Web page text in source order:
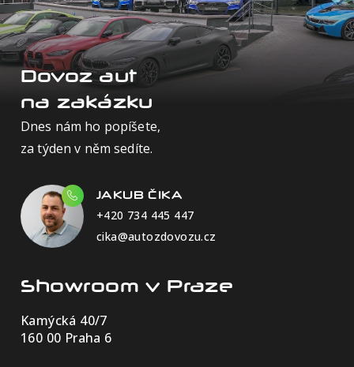
Dovoz aut
na zakázku
Dnes nám ho popíšete,
za týden v něm sedíte.
JAKUB ČIKA
+420 734 445 447
cika@autozdovozu.cz
Showroom v Praze
Kamýcká 40/7
160 00 Praha 6